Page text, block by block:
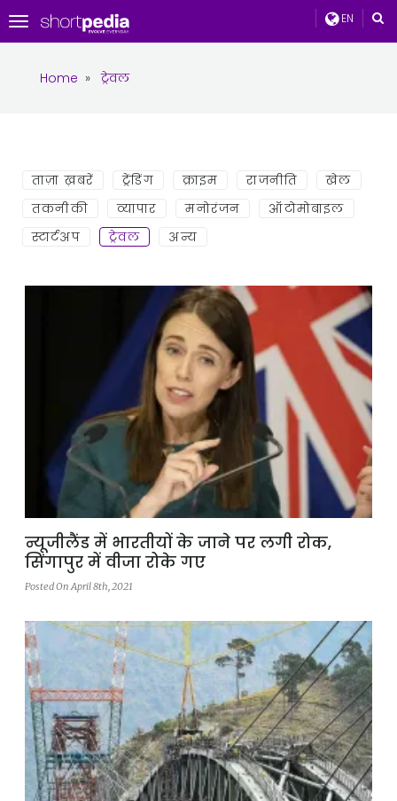
EN
Toggle
navigation
Home » ट्रेवल
ताज़ा ख़बरें ट्रेंडिंग क्राइम राजनीति
खेल
तकनीकी
व्यापार मनोरंजन
ऑटोमोबाइल
स्टार्टअप
ट्रेवल अन्य
न्यूजीलैंड में भारतीयों के जाने पर लगी रोक,
सिंगापुर में वीजा रोके गए
Posted On April 8th, 2021